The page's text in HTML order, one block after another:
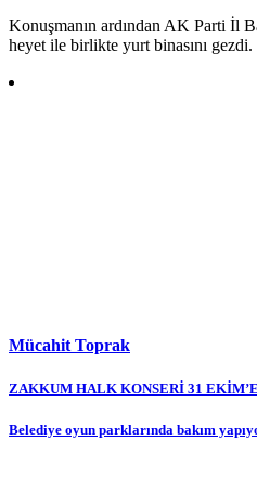
Konuşmanın ardından AK Parti İl
heyet ile birlikte yurt binasını gezdi.
Mücahit Toprak
Yazı
gezinmesi
ZAKKUM HALK KONSERİ 31
Belediye oyun parklarında bakım